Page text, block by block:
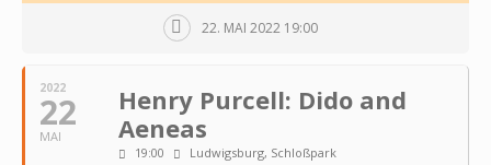
22. MAI 2022 19:00
2022
22
MAI
Henry Purcell: Dido and
Aeneas
19:00 Ludwigsburg, Schloßpark